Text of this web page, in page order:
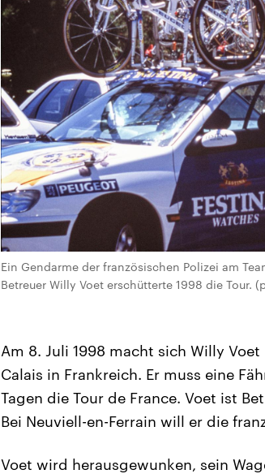
Ein Gendarme der französischen Polizei am
Betreuer Willy Voet erschütterte 1998 die
Am 8. Juli 1998 macht sich Willy
Calais in Frankreich. Er muss eine
Tagen die Tour de France. Voet ist
Bei Neuviell-en-Ferrain will er die
Voet wird herausgewunken, sein